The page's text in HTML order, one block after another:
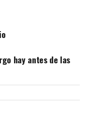
hay antes de las